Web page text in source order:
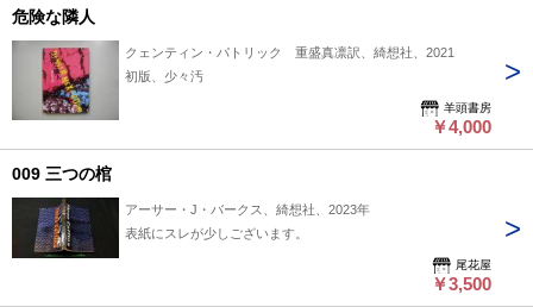
危険な隣人
クェンティン・パトリック 重盛真凛訳、綺想社、2021
初版、少々汚
羊頭書房
￥4,000
009 三つの棺
アーサー・J・バークス、綺想社、2023年
表紙にスレが少しございます。
尾花屋
￥3,500